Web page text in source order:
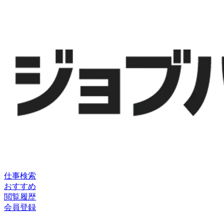
仕事検索
おすすめ
閲覧履歴
会員登録